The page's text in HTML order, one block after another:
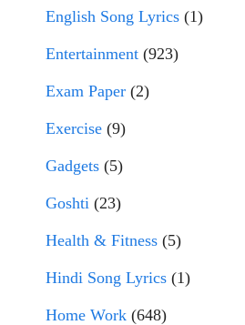
English Song Lyrics (1)
Entertainment (923)
Exam Paper (2)
Exercise (9)
Gadgets (5)
Goshti (23)
Health & Fitness (5)
Hindi Song Lyrics (1)
Home Work (648)